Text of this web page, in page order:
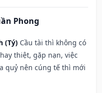
Phong
(Tý) Cầu tài thì không có
thiệt, gặp nạn, việc
quỷ nên cúng tế thì mới